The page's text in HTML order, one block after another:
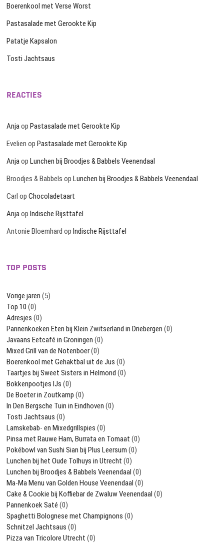
Boerenkool met Verse Worst
Pastasalade met Gerookte Kip
Patatje Kapsalon
Tosti Jachtsaus
REACTIES
AnjaopPastasalade met Gerookte Kip
Evelien opPastasalade met Gerookte Kip
AnjaopLunchen bij Broodjes & Babbels Veenendaal
Broodjes & Babbels opLunchen bij Broodjes & Babbels Veenendaal
Carl opChocoladetaart
AnjaopIndische Rijsttafel
Antonie Bloemhard opIndische Rijsttafel
TOP POSTS
Vorige jaren (5)
Top 10 (0)
Adresjes (0)
Pannenkoeken Eten bij Klein Zwitserland in Driebergen (0)
Javaans Eetcafé in Groningen (0)
Mixed Grill van de Notenboer(0)
Boerenkool met Gehaktbal uit de Jus (0)
Taartjes bij Sweet Sisters in Helmond (0)
Bokkenpootjes IJs (0)
De Boeter in Zoutkamp (0)
In Den Bergsche Tuin in Eindhoven (0)
Tosti Jachtsaus (0)
Lamskebab- en Mixedgrillspies (0)
Pinsa met Rauwe Ham, Burrata en Tomaat (0)
Pokébowl van Sushi Sian bij Plus Leersum (0)
Lunchen bij het Oude Tolhuys in Utrecht (0)
Lunchen bij Broodjes & Babbels Veenendaal (0)
Ma-Ma Menu van Golden House Veenendaal (0)
Cake & Cookie bij Koffiebar de Zwaluw Veenendaal (0)
Pannenkoek Saté (0)
Spaghetti Bolognese met Champignons (0)
Schnitzel Jachtsaus (0)
Pizza van Tricolore Utrecht (0)